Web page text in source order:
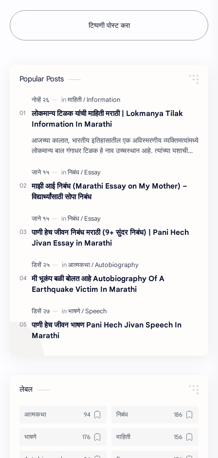
टिप्पणी पोस्ट करा
Popular Posts
लोकमान्य टिळक यांची माहिती मराठी | Lokmanya Tilak
Information In Marathi
आजच्या कालात, भारतीय इतिहासातील एक अविस्मरणीय व्यक्तिमत्वांमध्ये
लोकमान्य बाल गंगाधर टिळक हे नाव उच्चस्थान आहे. त्यांच्या यशाची
माझी आई निबंध (Marathi Essay on My Mother) –
विद्यार्थ्यांसाठी सोपा निबंध
पाणी हेच जीवन निबंध मराठी (9+ सुंदर निबंध) | Pani Hech
Jivan Essay in Marathi
मी भूकंप बळी बोलत आहे Autobiography Of A
Earthquake Victim In Marathi
पाणी हेच जीवन भाषण Pani Hech Jivan Speech In
Marathi
लेबल
आत्मकथा निबंध
भाषणे माहिती